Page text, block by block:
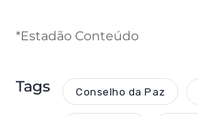
*Estadão Conteúdo
Tags Conselho da Paz